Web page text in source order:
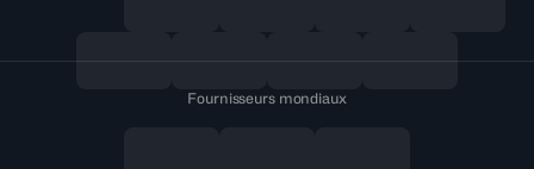
Fournisseurs mondiaux